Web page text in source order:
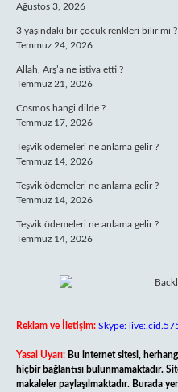
Ağustos 3, 2026
3 yaşındaki bir çocuk renkleri bilir mi ?
Temmuz 24, 2026
Allah, Arş’a ne istiva etti ?
Temmuz 21, 2026
Cosmos hangi dilde ?
Temmuz 17, 2026
Teşvik ödemeleri ne anlama gelir ?
Temmuz 14, 2026
Teşvik ödemeleri ne anlama gelir ?
Temmuz 14, 2026
Teşvik ödemeleri ne anlama gelir ?
Temmuz 14, 2026
Reklam ve İletişim: Skype:
Yasal Uyarı: Bu internet sitesi,
hiçbir bağlantısı bulunmamaktadır.
makaleler paylaşılmaktadır. Burada